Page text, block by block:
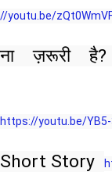
youtu.be/
ज़रूरी
https://youtu.be/YB5-
Short Story